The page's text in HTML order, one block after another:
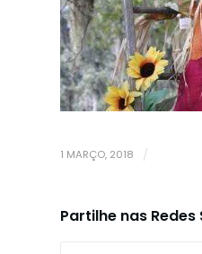
1 MARÇO, 2018 /
Partilhe nas Redes